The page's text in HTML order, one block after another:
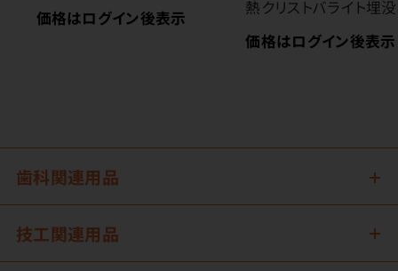
価格はログイン後表示
熱クリストバライト埋没
価格はログイン後表示
歯科関連用品
技工関連用品